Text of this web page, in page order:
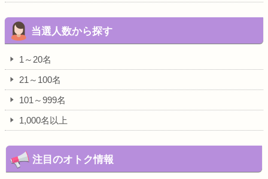
当選人数から探す
1～20名
21～100名
101～999名
1,000名以上
注目のオトク情報